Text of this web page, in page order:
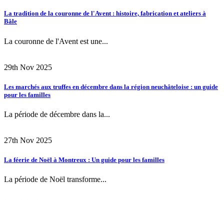
La tradition de la couronne de l'Avent : histoire, fabrication et ateliers à
Bâle
La couronne de l'Avent est une...
29th Nov 2025
Les marchés aux truffes en décembre dans la région neuchâteloise : un guide
pour les familles
La période de décembre dans la...
27th Nov 2025
La féerie de Noël à Montreux : Un guide pour les familles
La période de Noël transforme...